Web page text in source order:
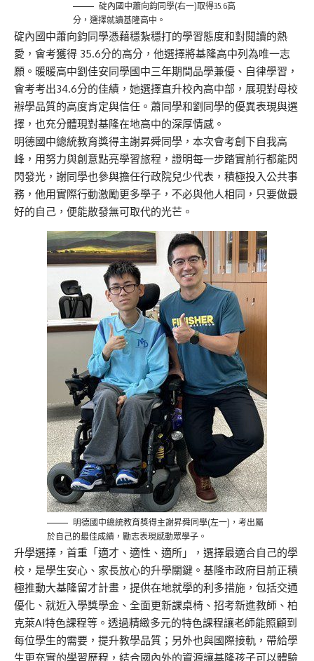
碇內國中蕭向鈞同學(右一)取得35.6高
分，選擇就讀基隆高中。
碇內國中蕭向鈞同學憑藉穩紮穩打的學習態度和對閱讀的熱
愛，會考獲得 35.6分的高分，他選擇將基隆高中列為唯一志
願。暖暖高中劉佳安同學國中三年期間品學兼優、自律學習，
會考考出34.6分的佳績，她選擇直升校內高中部，展現對母校
辦學品質的高度肯定與信任。蕭同學和劉同學的優異表現與選
擇，也充分體現對基隆在地高中的深厚情感。
明德國中總統教育獎得主謝昇舜同學，本次會考創下自我高
峰，用努力與創意點亮學習旅程，證明每一步踏實前行都能閃
閃發光，謝同學也參與擔任行政院兒少代表，積極投入公共事
務，他用實際行動激勵更多學子，不必與他人相同，只要做最
好的自己，便能散發無可取代的光芒。
明德國中總統教育獎得主謝昇舜同學(左一)，考出屬
於自己的最佳成績，勵志表現感動眾學子。
升學選擇，首重「適才、適性、適所」，選擇最適合自己的學
校，是學生安心、家長放心的升學關鍵。基隆市政府目前正積
極推動大基隆留才計畫，提供在地就學的利多措施，包括交通
優化、就近入學獎學金、全面更新課桌椅、招考新進教師、柏
克萊AI特色課程等。透過精緻多元的特色課程讓老師能照顧到
每位學生的需要，提升教學品質；另外也與國際接軌，帶給學
生更充實的學習歷程，結合國內外的資源讓基隆孩子可以體驗